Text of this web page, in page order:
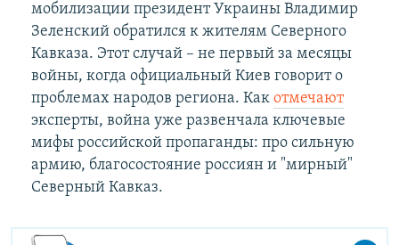
мобилизации президент Украины Владимир
Зеленский обратился к жителям Северного
Кавказа. Этот случай – не первый за месяцы
войны, когда официальный Киев говорит о
проблемах народов региона. Как отмечают
эксперты, война уже развенчала ключевые
мифы российской пропаганды: про сильную
армию, благосостояние россиян и "мирный"
Северный Кавказ.